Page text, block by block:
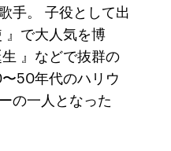
手。 子役として出
』で大人気を博
』などで抜群の
50年代のハリウ
の一人となった